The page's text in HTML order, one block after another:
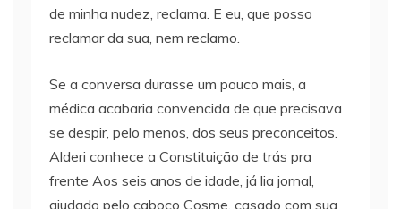
de minha nudez, reclama. E eu, que posso
reclamar da sua, nem reclamo.
Se a conversa durasse um pouco mais, a
médica acabaria convencida de que precisava
se despir, pelo menos, dos seus preconceitos.
Alderi conhece a Constituição de trás pra
frente Aos seis anos de idade, já lia jornal,
ajudado pelo caboco Cosme, casado com sua